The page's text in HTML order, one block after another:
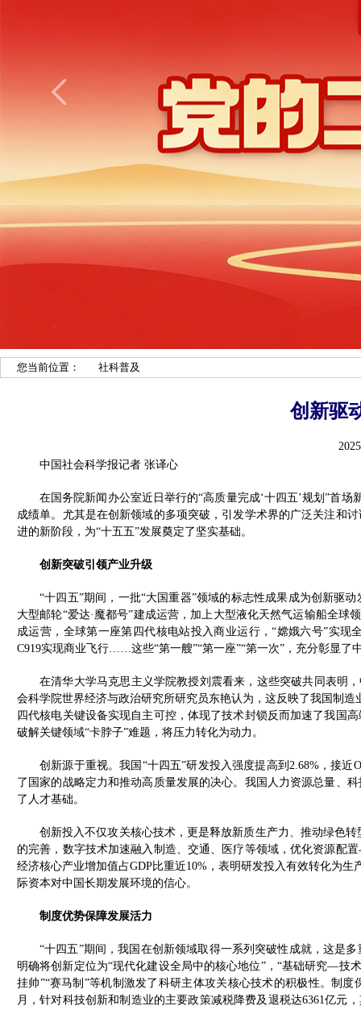
您当前位置： 社科普及
创新驱
中国社会科学报记者 张译心
在国务院新闻办公室近日举行的“高质量完成‘十四五’规划”首
成绩单。尤其是在创新领域的多项突破，引发学术界的广泛关注和
进的新阶段，为“十五五”发展奠定了坚实基础。
创新突破引领产业升级
“十四五”期间，一批“大国重器”领域的标志性成果成为创新驱
大型邮轮“爱达·魔都号”建成运营，加上大型液化天然气运输船全球
成运营，全球第一座第四代核电站投入商业运行，“嫦娥六号”实
C919实现商业飞行……这些“第一艘”“第一座”“第一次”，充分彰显了
在清华大学马克思主义学院教授刘震看来，这些突破共同表明
会科学院世界经济与政治研究所研究员东艳认为，这反映了我国制
四代核电关键设备实现自主可控，体现了技术封锁反而加速了我国
破解关键领域“卡脖子”难题，将压力转化为动力。
创新源于重视。我国“十四五”研发投入强度提高到2.68%，接
了国家的战略定力和推动高质量发展的决心。我国人力资源总量、
了人才基础。
创新投入不仅攻关核心技术，更是释放新质生产力、推动绿色
的完善，数字技术加速融入制造、交通、医疗等领域，优化资源配
经济核心产业增加值占GDP比重近10%，表明研发投入有效转化为
际资本对中国长期发展环境的信心。
制度优势保障发展活力
“十四五”期间，我国在创新领域取得一系列突破性成就，这是
明确将创新定位为“现代化建设全局中的核心地位”，“基础研究—技
挂帅”“赛马制”等机制激发了科研主体攻关核心技术的积极性。制
月，针对科技创新和制造业的主要政策减税降费及退税达6361亿元